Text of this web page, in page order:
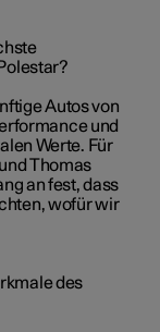
Autos von
und
Werte. Für
Thomas
an fest, dass
wofür wir
des